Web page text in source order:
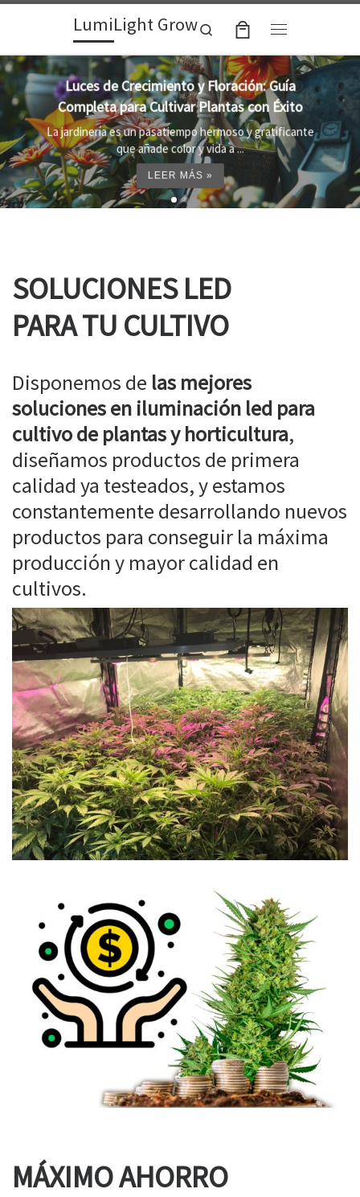
Skip to contentLumiLight Grow
Search
Lámparas para indoor: la clave para un
crecimiento óptimo de tus plantas
Al cultivar plantas en el interior, es importante
proporcionar el entorno adecuado ...
LEER MÁS »
SOLUCIONES LED
PARA TU CULTIVO
Disponemos de las mejores
soluciones en iluminación led para
cultivo de plantas y horticultura,
diseñamos productos de primera
calidad ya testeados, y estamos
constantemente desarrollando nuevos
productos para conseguir la máxima
producción y mayor calidad en
cultivos.
MÁXIMO AHORRO